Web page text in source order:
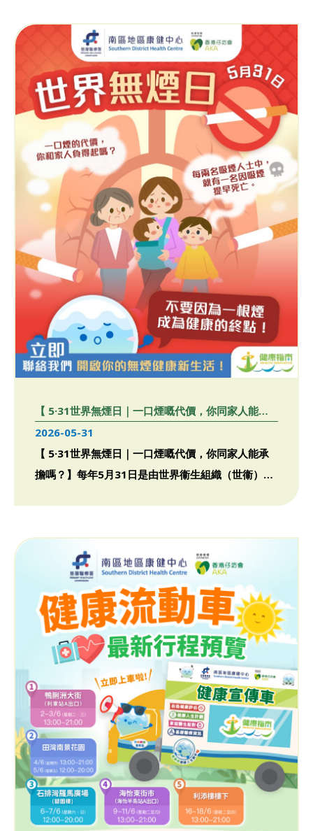
【 5·31世界無煙日｜一口煙嘅代價，你同家人能承
擔嗎？】
2026-05-31
【 5·31世界無煙日｜一口煙嘅代價，你同家人能承
擔嗎？】每年5月31日是由世界衞生組織（世衞）訂